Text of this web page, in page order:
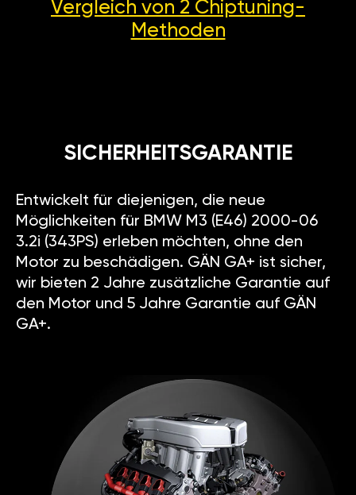
Vergleich von 2 Chiptuning-
Methoden
SICHERHEITSGARANTIE
Entwickelt für diejenigen, die neue
Möglichkeiten für BMW M3 (E46) 2000-06
3.2i (343PS) erleben möchten, ohne den
Motor zu beschädigen. GÄN GA+ ist sicher,
wir bieten 2 Jahre zusätzliche Garantie auf
den Motor und 5 Jahre Garantie auf GÄN
GA+.